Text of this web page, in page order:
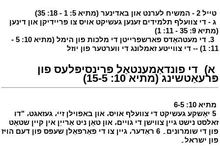
טייל 2 - המשיח לערנט און באדינער (מתיא 5: 1 - 18: 35)
ג - די צוועלף תלמידים זענען געשיקט אויס צו פּריידיקן און דינען
(מתיא 9: 35 - 11: 1)
3. די מעטהאָדס פארשפרייטן די מלכות פון הימל (מתיא 10: 5 -
11: 1) -- די צווייטע זאמלונג די ווערטער פון יוזל
א) די פונדאַמענטאַל פּרינסיפּלעס פון
פּרעאַטשינג (מתיא 10: 15-5)
מתיא 10: 6-5
5 יאָשקע געשיקט די צוועלף אויס، און באפוילן זיי، געזאגט، "דו
זאלסט נישט גיין צווישן די גויים، און טאָן ניט אַרייַן אין קיין שטאָט
פון די שומרונים۔ 6 ראַדער، גיין צו די פאַרפאַלן שעפּס פון דעם הויז
פון ישראל۔